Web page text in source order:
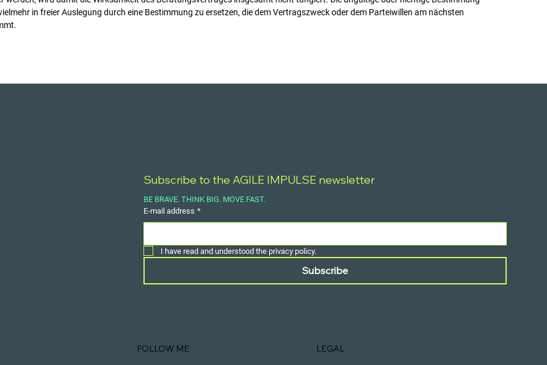
in freier Auslegung durch eine Bestimmung zu ersetzen, die dem Vertragszweck oder dem Parteiwillen am nächsten
Subscribe to the AGILE IMPULSE newsletter
BE BRAVE. THINK BIG. MOVE FAST.
E-mail address *
I have read and understood the privacy policy.
Subscribe
FOLLOW ME LEGAL